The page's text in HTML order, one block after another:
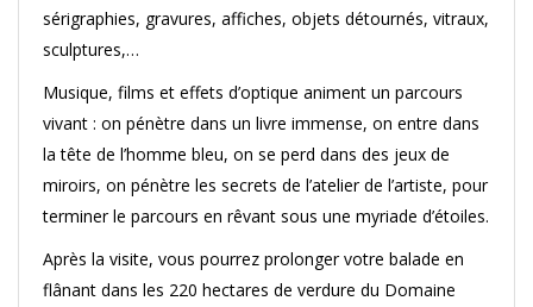
sérigraphies, gravures, affiches, objets détournés, vitraux,
sculptures,…
Musique, films et effets d’optique animent un parcours
vivant : on pénètre dans un livre immense, on entre dans
la tête de l’homme bleu, on se perd dans des jeux de
miroirs, on pénètre les secrets de l’atelier de l’artiste, pour
terminer le parcours en rêvant sous une myriade d’étoiles.
Après la visite, vous pourrez prolonger votre balade en
flânant dans les 220 hectares de verdure du Domaine